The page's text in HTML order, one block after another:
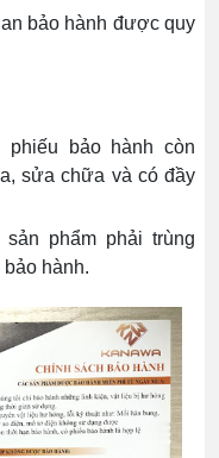
bảo hành được quy
phiếu bảo hành còn
sửa chữa và có đầy
phẩm phải trùng
hành.